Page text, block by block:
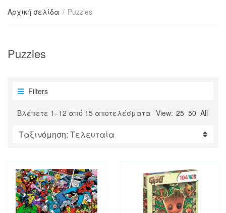
g
n
h
t
Αρχική σελίδα / Puzzles
Puzzles
Filters
Βλέπετε 1–12 από 15 αποτελέσματα Sorted
View: 25 50 All